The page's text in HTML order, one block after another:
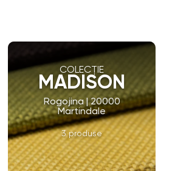
COLECȚIE
MADISON
Rogojina | 20000
Martindale
3 produse